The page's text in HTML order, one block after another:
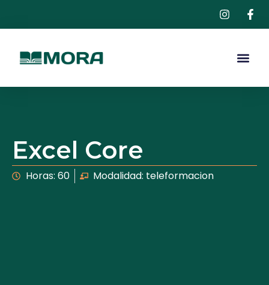
Excel Core
Horas: 60 Modalidad: teleformacion